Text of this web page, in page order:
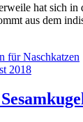
hat sich in
aus dem
2018